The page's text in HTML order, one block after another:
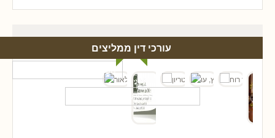
עורכי דין ממליצים